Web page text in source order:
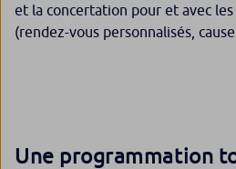
et la concertation pour et avec
(rendez-vous personnalisés,
Une programmation